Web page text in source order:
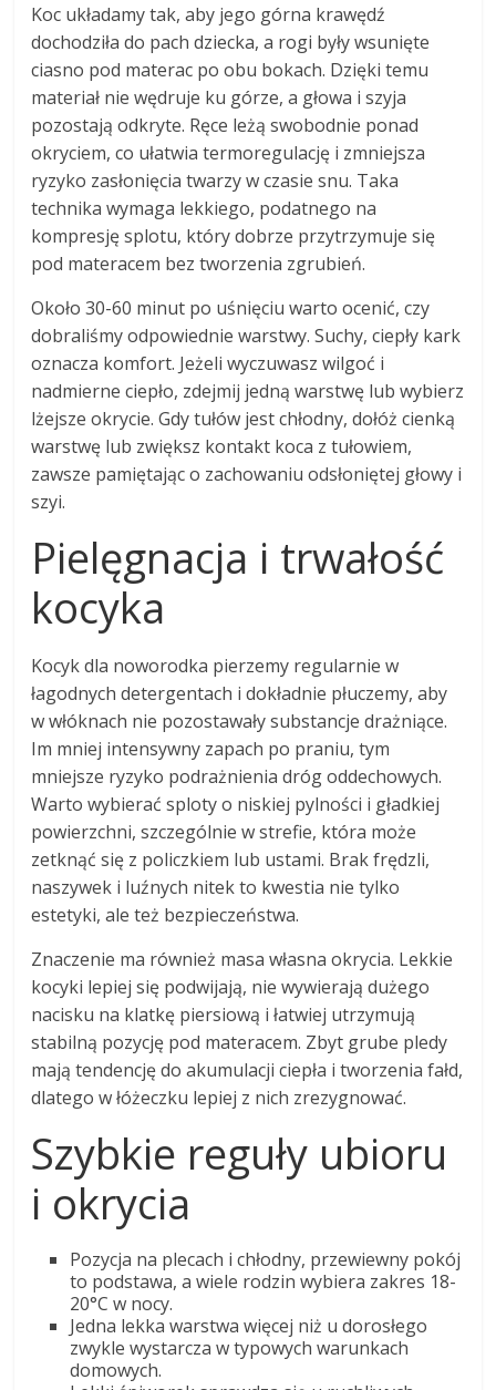
Koc układamy tak, aby jego górna krawędź
dochodziła do pach dziecka, a rogi były wsunięte
ciasno pod materac po obu bokach. Dzięki temu
materiał nie wędruje ku górze, a głowa i szyja
pozostają odkryte. Ręce leżą swobodnie ponad
okryciem, co ułatwia termoregulację i zmniejsza
ryzyko zasłonięcia twarzy w czasie snu. Taka
technika wymaga lekkiego, podatnego na
kompresję splotu, który dobrze przytrzymuje się
pod materacem bez tworzenia zgrubień.
Około 30-60 minut po uśnięciu warto ocenić, czy
dobraliśmy odpowiednie warstwy. Suchy, ciepły kark
oznacza komfort. Jeżeli wyczuwasz wilgoć i
nadmierne ciepło, zdejmij jedną warstwę lub wybierz
lżejsze okrycie. Gdy tułów jest chłodny, dołóż cienką
warstwę lub zwiększ kontakt koca z tułowiem,
zawsze pamiętając o zachowaniu odsłoniętej głowy i
szyi.
Pielęgnacja i trwałość
kocyka
Kocyk dla noworodka pierzemy regularnie w
łagodnych detergentach i dokładnie płuczemy, aby
w włóknach nie pozostawały substancje drażniące.
Im mniej intensywny zapach po praniu, tym
mniejsze ryzyko podrażnienia dróg oddechowych.
Warto wybierać sploty o niskiej pylności i gładkiej
powierzchni, szczególnie w strefie, która może
zetknąć się z policzkiem lub ustami. Brak frędzli,
naszywek i luźnych nitek to kwestia nie tylko
estetyki, ale też bezpieczeństwa.
Znaczenie ma również masa własna okrycia. Lekkie
kocyki lepiej się podwijają, nie wywierają dużego
nacisku na klatkę piersiową i łatwiej utrzymują
stabilną pozycję pod materacem. Zbyt grube pledy
mają tendencję do akumulacji ciepła i tworzenia fałd,
dlatego w łóżeczku lepiej z nich zrezygnować.
Szybkie reguły ubioru
i okrycia
Pozycja na plecach i chłodny, przewiewny pokój
to podstawa, a wiele rodzin wybiera zakres 18-
20°C w nocy.
Jedna lekka warstwa więcej niż u dorosłego
zwykle wystarcza w typowych warunkach
domowych.